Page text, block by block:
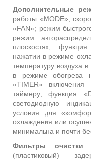
Дополнительные
работы «MODE»;
«FAN»; режим
режим
плоскостях;
нажатии в режиме
температуру воздуха
в режиме обогрева
«TIMER»
таймеру; функция «
светодиодную
условия для
охлаждения или
минимальна и почти
Фильтры очистки
(пластиковый) –